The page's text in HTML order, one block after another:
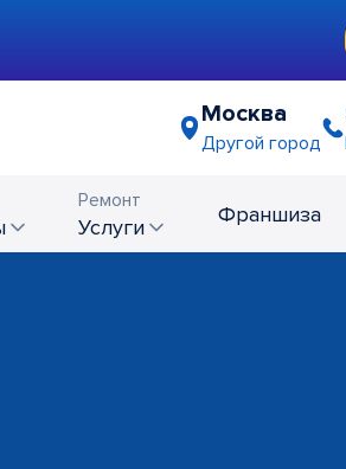
Москва
Другой город
Ремонт
услуги Франшиза